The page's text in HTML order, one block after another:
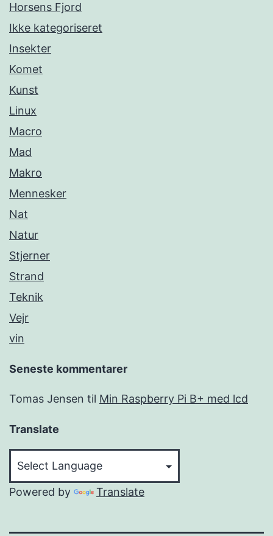
Horsens Fjord
Ikke kategoriseret
Insekter
Komet
Kunst
Linux
Macro
Mad
Makro
Mennesker
Nat
Natur
Stjerner
Strand
Teknik
Vejr
vin
Seneste kommentarer
Tomas Jensen til Min Raspberry Pi B+ med lcd
Translate
Powered by Translate